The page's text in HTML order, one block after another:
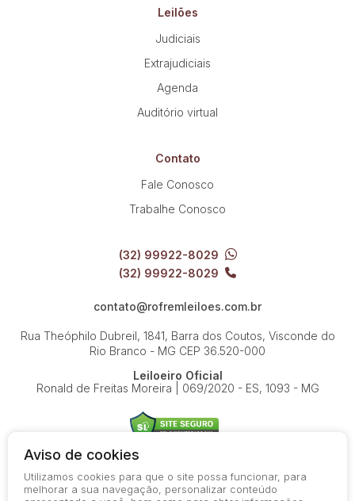
Leilões
Judiciais
Extrajudiciais
Agenda
Auditório virtual
Contato
Fale Conosco
Trabalhe Conosco
(32) 99922-8029
(32) 99922-8029
contato@rofremleiloes.com.br
Rua Theóphilo Dubreil, 1841, Barra dos Coutos, Visconde do
Rio Branco - MG CEP 36.520-000
Leiloeiro Oficial
Ronald de Freitas Moreira | 069/2020 - ES, 1093 - MG
© 2026-present - Todos os direitos reservados
Aviso de cookies
Utilizamos cookies para que o site possa funcionar, para
melhorar a sua navegação, personalizar conteúdo